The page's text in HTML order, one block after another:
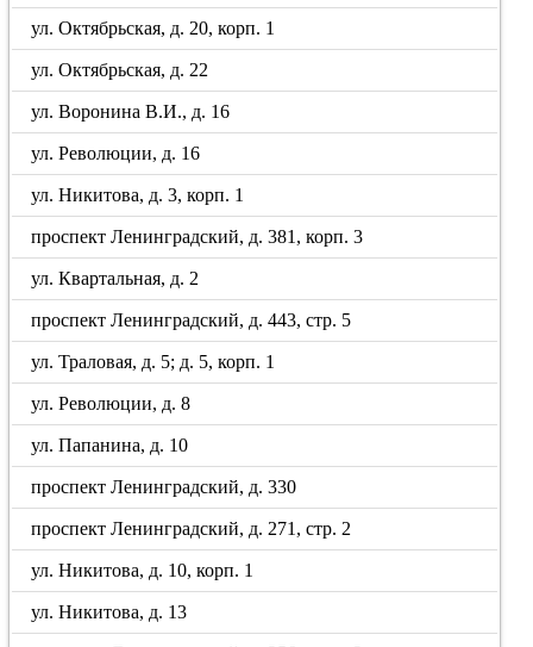
ул. Октябрьская, д. 20, корп. 1
ул. Октябрьская, д. 22
ул. Воронина В.И., д. 16
ул. Революции, д. 16
ул. Никитова, д. 3, корп. 1
проспект Ленинградский, д. 381, корп. 3
ул. Квартальная, д. 2
проспект Ленинградский, д. 443, стр. 5
ул. Траловая, д. 5; д. 5, корп. 1
ул. Революции, д. 8
ул. Папанина, д. 10
проспект Ленинградский, д. 330
проспект Ленинградский, д. 271, стр. 2
ул. Никитова, д. 10, корп. 1
ул. Никитова, д. 13